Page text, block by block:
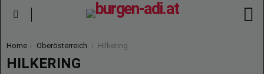
You are here:
Home Oberösterreich Hilkering
HILKERING